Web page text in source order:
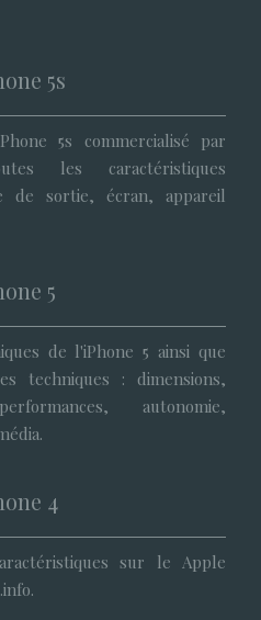
5s
5s commercialisé par
les caractéristiques
de sortie, écran, appareil
5
de l'iPhone 5 ainsi que
techniques : dimensions,
autonomie,
4
sur le Apple